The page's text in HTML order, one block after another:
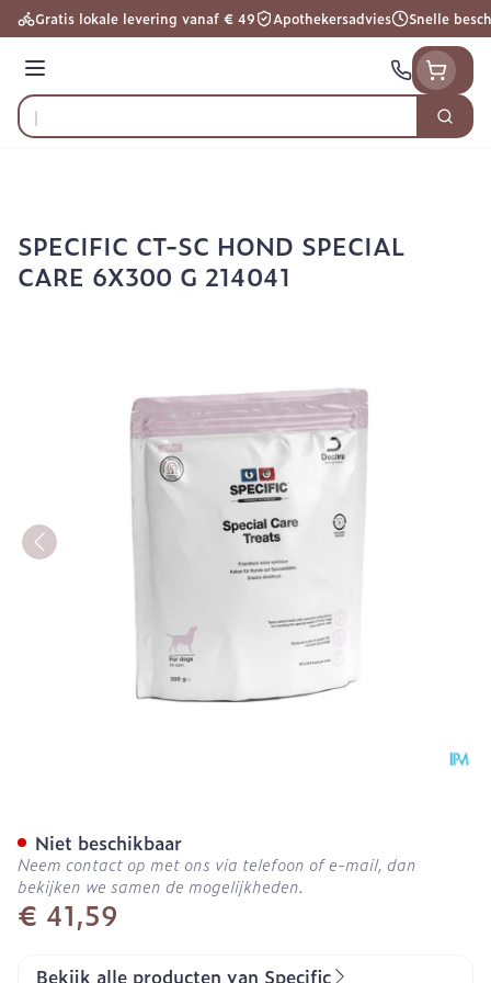
Ga naar de inhoud
Gratis lokale levering vanaf € 49 Apothekersadvies Snelle
Menu
Product, merk, categorie...
Zoek
SPECIFIC CT-SC HOND SPECIAL
CARE 6X300 G 214041
€ 41,59
Niet beschikbaar
Neem contact op met ons via telefoon of e-mail, dan
bekijken we samen de mogelijkheden.
Bekijk alle producten van Specific